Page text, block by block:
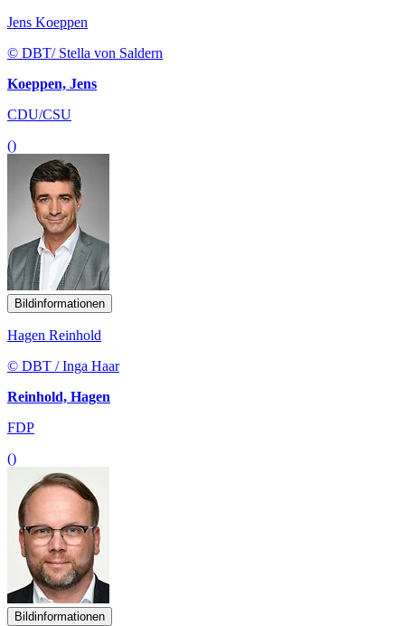
Jens Koeppen
© DBT/ Stella von Saldern
Koeppen, Jens
CDU/CSU
()
Bildinformationen
Hagen Reinhold
© DBT / Inga Haar
Reinhold, Hagen
FDP
()
Bildinformationen